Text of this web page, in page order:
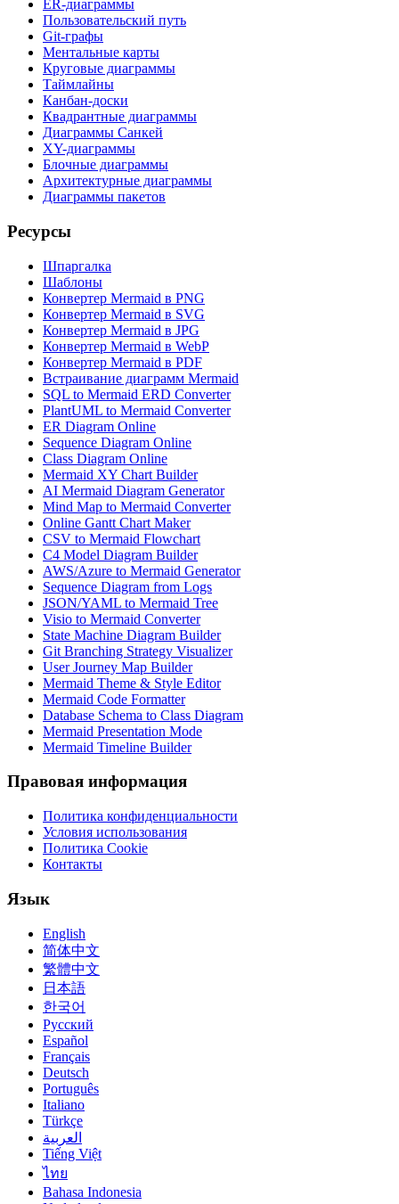
ER-диаграммы
Пользовательский путь
Git-графы
Ментальные карты
Круговые диаграммы
Таймлайны
Канбан-доски
Квадрантные диаграммы
Диаграммы Санкей
XY-диаграммы
Блочные диаграммы
Архитектурные диаграммы
Диаграммы пакетов
Ресурсы
Шпаргалка
Шаблоны
Конвертер Mermaid в PNG
Конвертер Mermaid в SVG
Конвертер Mermaid в JPG
Конвертер Mermaid в WebP
Конвертер Mermaid в PDF
Встраивание диаграмм Mermaid
SQL to Mermaid ERD Converter
PlantUML to Mermaid Converter
ER Diagram Online
Sequence Diagram Online
Class Diagram Online
Mermaid XY Chart Builder
AI Mermaid Diagram Generator
Mind Map to Mermaid Converter
Online Gantt Chart Maker
CSV to Mermaid Flowchart
C4 Model Diagram Builder
AWS/Azure to Mermaid Generator
Sequence Diagram from Logs
JSON/YAML to Mermaid Tree
Visio to Mermaid Converter
State Machine Diagram Builder
Git Branching Strategy Visualizer
User Journey Map Builder
Mermaid Theme & Style Editor
Mermaid Code Formatter
Database Schema to Class Diagram
Mermaid Presentation Mode
Mermaid Timeline Builder
Правовая информация
Политика конфиденциальности
Условия использования
Политика Cookie
Контакты
Язык
English
简体中文
繁體中文
日本語
한국어
Русский
Español
Français
Deutsch
Português
Italiano
Türkçe
العربية
Tiếng Việt
ไทย
Bahasa Indonesia